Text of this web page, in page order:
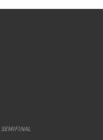
SEMIFINAL